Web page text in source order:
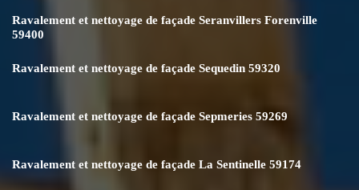
Ravalement et nettoyage de façade Seranvillers Forenville
59400
Ravalement et nettoyage de façade Sequedin 59320
Ravalement et nettoyage de façade Sepmeries 59269
Ravalement et nettoyage de façade La Sentinelle 59174